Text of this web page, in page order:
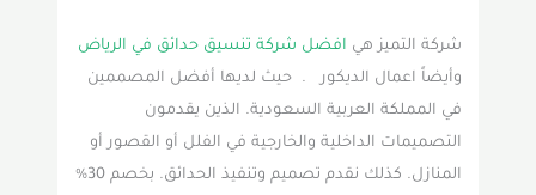
شركة التميز هي افضل شركة تنسيق حدائق في الرياض
وأيضاً اعمال الديكور . حيث لديها أفضل المصممين
في المملكة العربية السعودية. الذين يقدمون
التصميمات الداخلية والخارجية في الفلل أو القصور أو
المنازل. كذلك نقدم تصميم وتنفيذ الحدائق. بخصم 30%